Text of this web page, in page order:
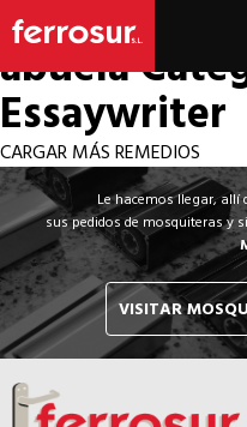
Los por si
abuela
Essaywriter
CARGAR MÁS REMEDIOS
Le hacemos llegar, allí
sus pedidos de mosquiteras y
VISITAR